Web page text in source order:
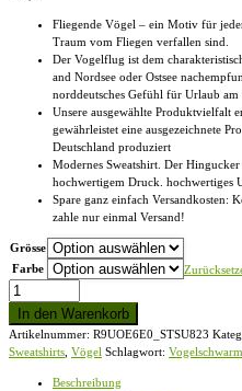
Fliegende Vögel – ein Motiv für
Traum vom Fliegen verfallen sind.
Der Vogelflug ist dem
and Nordsee oder Ostsee
norddeutsches Gefühl für Urlaub am
Unsere ausgewählte Produktvielfalt
gewährleistet eine ausgezeichnete
Deutschland produziert
Modernes Sweatshirt. Der
hochwertigem Druck. hochwertiges
Spare ganz einfach Versandkosten:
zahle nur einmal Versand!
Grösse
Farbe
Vogelschwarm
-
fliegende
Vögel
-
In den Warenkorb
Artikelnummer: R9UOE6E0_STSU823
Sweatshirts Vögel Schlagwort: Vogelschwarm
Beschreibung